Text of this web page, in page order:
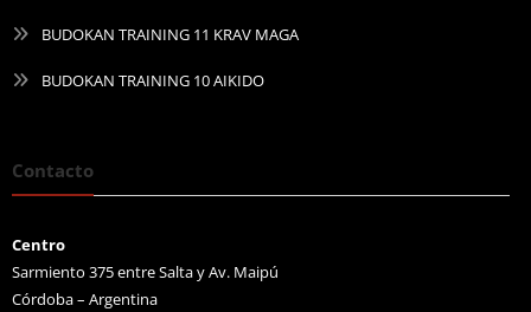
BUDOKAN TRAINING 11 KRAV MAGA
BUDOKAN TRAINING 10 AIKIDO
Contacto
Centro
Sarmiento 375 entre Salta y Av. Maipú
Córdoba – Argentina